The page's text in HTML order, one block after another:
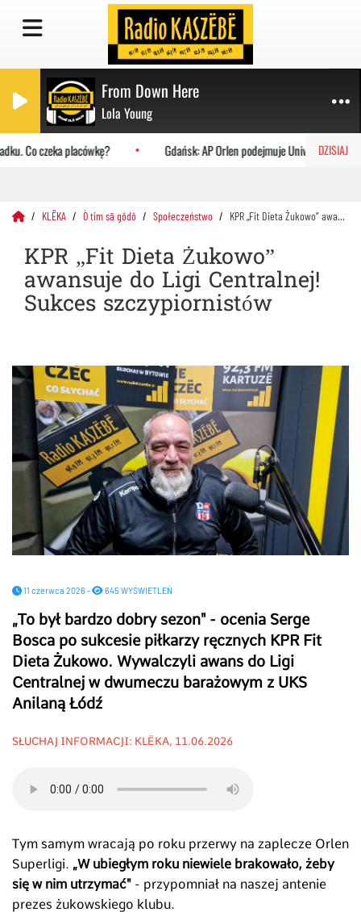
From Down Here
Lola Young
DZISIAJ
Co czeka placówkę? Gdańsk: AP Orlen podejmuje Uniwersytet
KLËKA Ò tim sã gôdô Społeczeństwo KPR „Fit Dieta Żukowo” awansuje do Ligi Centralnej! Sukces szczypiornistów
KPR „Fit Dieta Żukowo”
awansuje do Ligi Centralnej!
Sukces szczypiornistów
11 czerwca 2026 - 645 WYŚWIETLEŃ
„To był bardzo dobry sezon" - ocenia Serge
Bosca po sukcesie piłkarzy ręcznych KPR Fit
Dieta Żukowo. Wywalczyli awans do Ligi
Centralnej w dwumeczu barażowym z UKS
Anilaną Łódź
SŁUCHAJ INFORMACJI: KLËKA, 11.06.2026
Tym samym wracają po roku przerwy na zaplecze Orlen
Superligi. „W ubiegłym roku niewiele brakowało, żeby
się w nim utrzymać" - przypomniał na naszej antenie
prezes żukowskiego klubu.